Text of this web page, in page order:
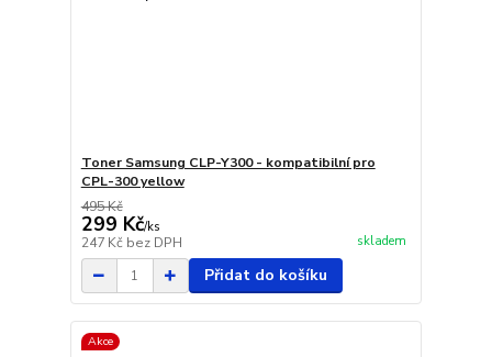
Toner Samsung CLP-Y300 - kompatibilní pro
CPL-300 yellow
495 Kč
299 Kč/ks
247 Kč bez DPH skladem
Přidat do košíku
Akce